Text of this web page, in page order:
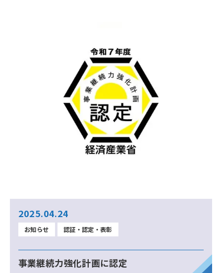
2025.04.24
お知らせ 認証・認定・表彰
事業継続力強化計画に認定